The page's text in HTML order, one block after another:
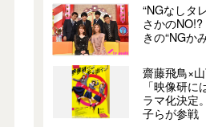
“NGなしタ
さかの
きの“NGか
齋藤飛鳥×
「映像研
ラマ化決定
子らが参戦